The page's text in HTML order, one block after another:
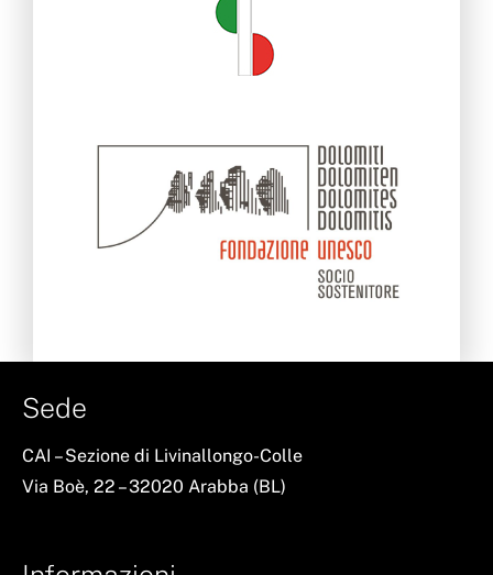
Sede
CAI – Sezione di Livinallongo-Colle
Via Boè, 22 – 32020 Arabba (BL)